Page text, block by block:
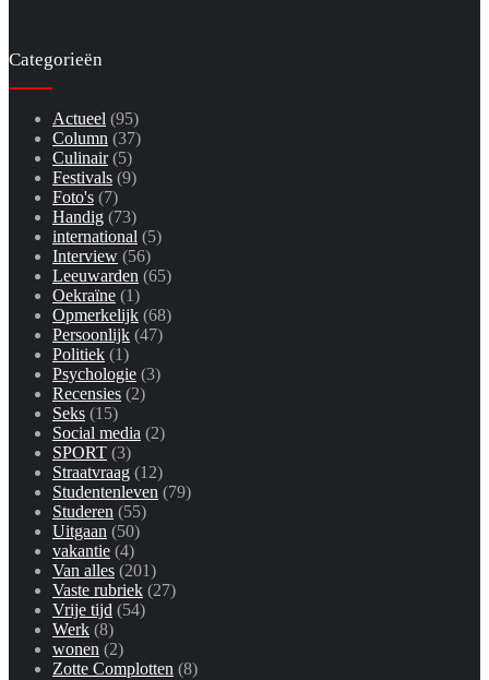
Categorieën
Actueel (95)
Column (37)
Culinair(5)
Festivals (9)
Foto's (7)
Handig (73)
international (5)
Interview (56)
Leeuwarden (65)
Oekraïne (1)
Opmerkelijk (68)
Persoonlijk (47)
Politiek (1)
Psychologie (3)
Recensies (2)
Seks (15)
Social media (2)
SPORT (3)
Straatvraag (12)
Studentenleven (79)
Studeren (55)
Uitgaan (50)
vakantie (4)
Van alles (201)
Vaste rubriek (27)
Vrije tijd (54)
Werk (8)
wonen (2)
Zotte Complotten (8)